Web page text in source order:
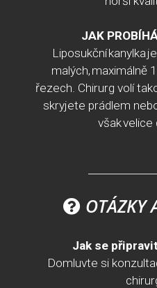
JAK
Liposukčníkanylka
malých, maximálně
řezech. Chirurg volí
skryjete prádlem
však velice
OTÁZKY
Jak se
Domluvte si